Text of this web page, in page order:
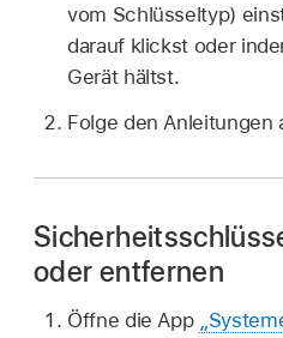
vom Schlüsseltyp)
darauf klickst oder
Gerät hältst.
Folge den Anleitungen
oder entfernen
Öffne die App